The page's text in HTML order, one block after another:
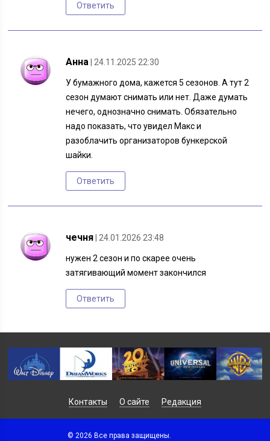
Ответить
Анна | 24.11.2025 22:30
У бумажного дома, кажется 5 сезонов. А тут 2
сезон думают снимать или нет. Даже думать
нечего, однозначно снимать. Обязательно
надо показать, что увидел Макс и
разоблачить организаторов бункерской
шайки.
Ответить
чечня | 24.01.2026 23:48
нужен 2 сезон и по скарее очень
затягивающий момент закончился
Ответить
Контакты О сайте Редакция
© 2026 Все права защищены.